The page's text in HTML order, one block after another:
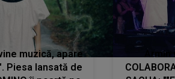
muzică, apare
Piesa lansată de